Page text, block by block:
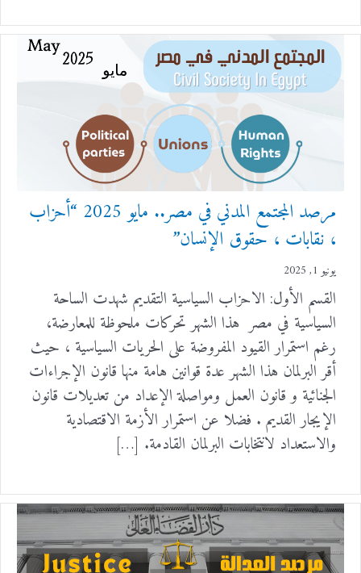
مرصد المجتمع المدني في مصر.. مايو 2025 “أحزاب
، نقابات ، حقوق الإنسان”
يونيو 1, 2025
القسم الأول: الاحزاب السياسية التقديم شهدت الساحة
السياسية في مصر هذا الشهر تحركات ملحوظة للمعارضة،
رغم استمرار القيود المفروضة على الحريات السياسية ، حيث
أقر البرلمان هذا الشهر عدة قوانين هامة منها قانون الإجراءات
الجنائية و قانون العمل ومواصلة الإعداد من تعديلات قانون
الإيجار القديم . فضلا عن استمرار الأزمة الاقتصادية
والاستعداد لانتخابات البرلمان القادمة. […]